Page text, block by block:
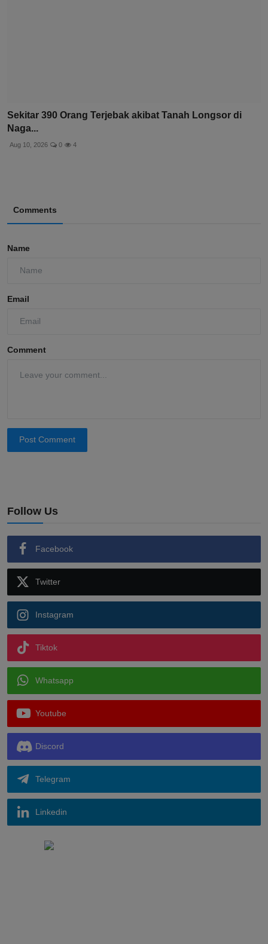
Sekitar 390 Orang Terjebak akibat Tanah Longsor di
Naga...
Aug 10, 2026 0 4
Comments
Name
Email
Comment
Post Comment
Follow Us
Facebook
Twitter
Instagram
Tiktok
Whatsapp
Youtube
Discord
Telegram
Linkedin